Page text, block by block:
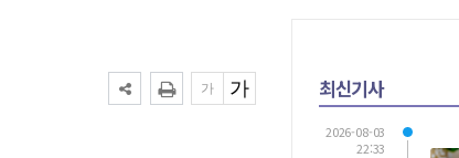
최신기사
2026-08-03
22:33